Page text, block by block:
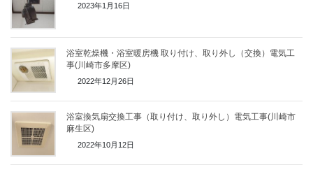
2023年1月16日
浴室乾燥機・浴室暖房機 取り付け、取り外し（交換）電気工
事(川崎市多摩区)
2022年12月26日
浴室換気扇交換工事（取り付け、取り外し）電気工事(川崎市
麻生区)
2022年10月12日